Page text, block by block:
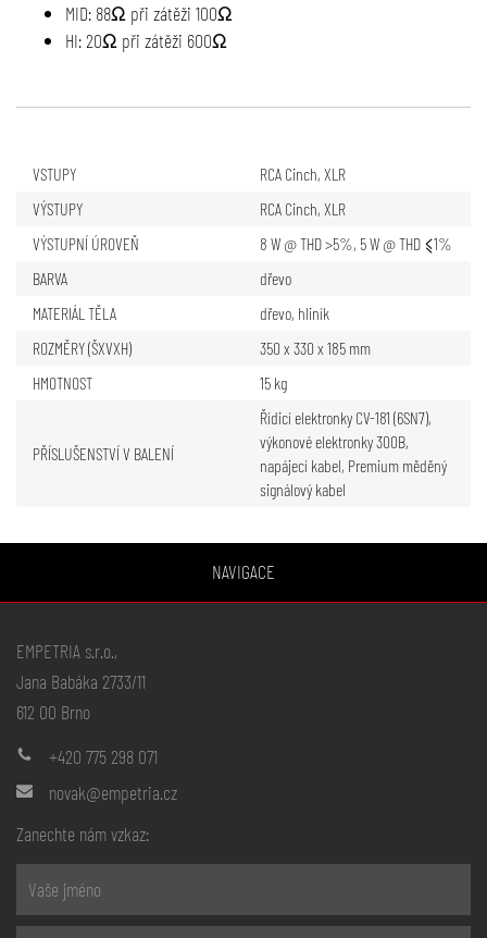
MID: 88Ω při zátěži 100Ω
HI: 20Ω při zátěži 600Ω
VSTUPY RCA Cinch, XLR
VÝSTUPY
RCA Cinch, XLR
VÝSTUPNÍ ÚROVEŇ
8 W @ THD >5%, 5 W @ THD ⩽1%
BARVA
dřevo
MATERIÁL TĚLA
dřevo, hliník
ROZMĚRY (ŠXVXH)
350 x 330 x 185 mm
HMOTNOST
15 kg
PŘÍSLUŠENSTVÍ V BALENÍ
Řídicí elektronky CV-181 (6SN7),
výkonové elektronky 300B,
napájecí kabel, Premium měděný
signálový kabel
NAVIGACE
EMPETRIA s.r.o.,
Jana Babáka 2733/11
612 00 Brno
+420 775 298 071
novak@empetria.cz
Zanechte nám vzkaz: